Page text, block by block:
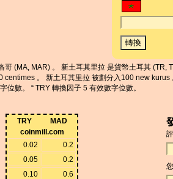
哥 (MA, MAR) 。 新土耳其里拉 是貨幣土耳其
centimes 。 新土耳其里拉 被劃分入100 new
位數。 “ TRY 轉換因子 5 有效數字位數。
TRY
MAD
coinmill.com
0.02
0.2
0.05
0.2
0.10
0.6